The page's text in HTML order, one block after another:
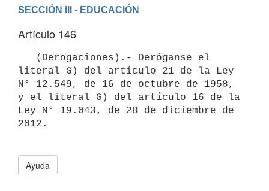
SECCIÓN III - EDUCACIÓN
Artículo 146
literal G) del artículo 21 de la Ley
N° 12.549, de 16 de octubre de 1958,
y el literal G) del artículo 16 de la
Ley N° 19.043, de 28 de diciembre de
2012.
Ayuda